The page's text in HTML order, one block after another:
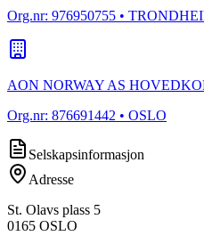
Org.nr: 976950755 •
AON NORWAY AS
Org.nr: 876691442 • OSLO
Selskapsinformasjon
Adresse
St. Olavs plass 5
0165 OSLO